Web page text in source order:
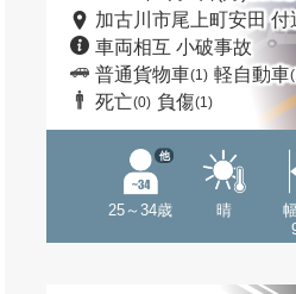
加古川市尾上町安田 付
車両相互 小破事故
普通貨物車(1) 軽自動車
死亡(0) 負傷(1)
25～34歳
他
晴